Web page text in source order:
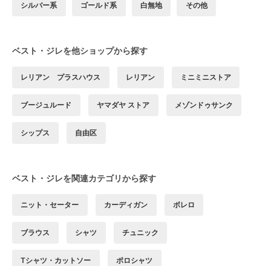
シルバー系 ゴールド系 白無地 その他
ベスト・ジレを他ショップから探す
レリアン プラスハウス レリアン ミニミニストア
ブージュルード ヤマダヤ ストア メゾンドゥサンク
シップス 自由区
ベスト・ジレを関連カテゴリから探す
ニット・セーター カーディガン ボレロ
ブラウス シャツ チュニック
Tシャツ・カットソー ポロシャツ